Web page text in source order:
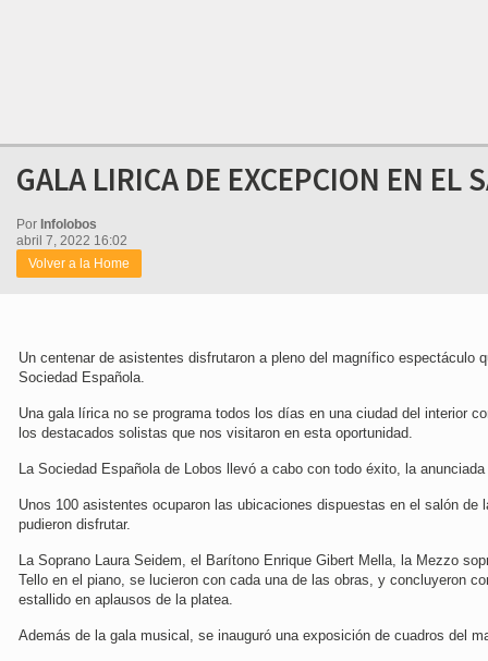
GALA LIRICA DE EXCEPCION EN EL
Por Infolobos
abril 7, 2022 16:02
Volver a la Home
Un centenar de asistentes disfrutaron a pleno del magnífico espectáculo
Sociedad Española.
Una gala lírica no se programa todos los días en una ciudad del interior
los destacados solistas que nos visitaron en esta oportunidad.
La Sociedad Española de Lobos llevó a cabo con todo éxito, la
Unos 100 asistentes ocuparon las ubicaciones dispuestas en el salón
pudieron disfrutar.
La Soprano Laura Seidem, el Barítono Enrique Gibert Mella, la Mezzo
Tello en el piano, se lucieron con cada una de las obras, y concluyeron
estallido en aplausos de la platea.
Además de la gala musical, se inauguró una exposición de cuadros del